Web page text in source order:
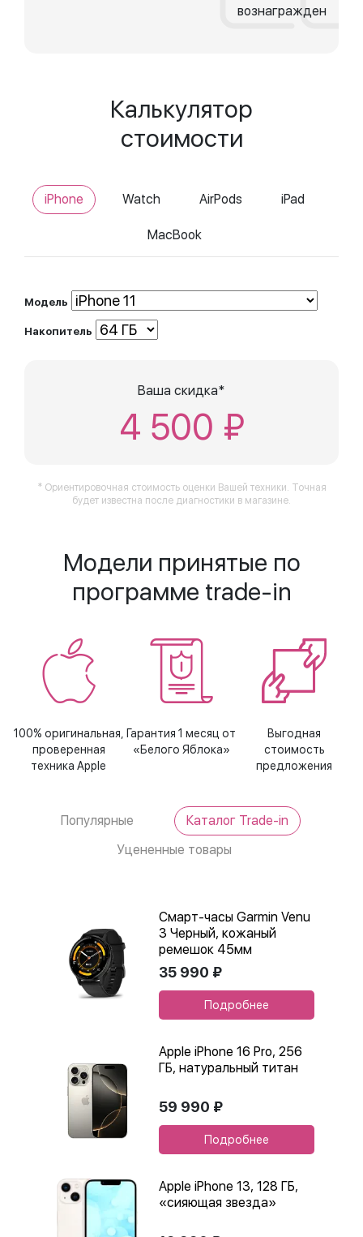
вознаграждение.
Калькулятор
стоимости
iPhone Watch AirPods iPad
MacBook
Модель
Накопитель
Ваша скидка*
4 500 ₽
* Ориентировочная стоимость оценки Вашей техники. Точная
будет известна после диагностики в магазине.
Модели принятые по
программе trade-in
100% оригинальная,
проверенная
техника Apple
Гарантия 1 месяц от
«Белого Яблока»
Выгодная
стоимость
предложения
Популярные
Каталог Trade-in
Уцененные товары
Смарт-часы Garmin Venu
3 Черный, кожаный
ремешок 45мм
35 990 ₽
Подробнее
Apple iPhone 16 Pro, 256
ГБ, натуральный титан
59 990 ₽
Подробнее
Apple iPhone 13, 128 ГБ,
«сияющая звезда»